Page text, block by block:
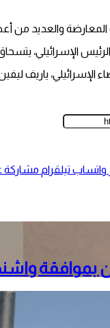
والعديد من
الإسرائيلي،
ياريف
واتساب تيلقرام مشاركة
بموافقة